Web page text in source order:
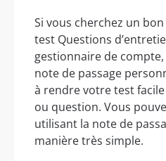
Si vous cherchez un
test Questions
gestionnaire de
note de passage
à rendre votre test
ou question. Vous
utilisant la note de
manière très simple.